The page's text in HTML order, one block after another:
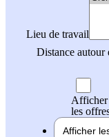
Lieu de travail
Distance autour
Afficher
les
Afficher